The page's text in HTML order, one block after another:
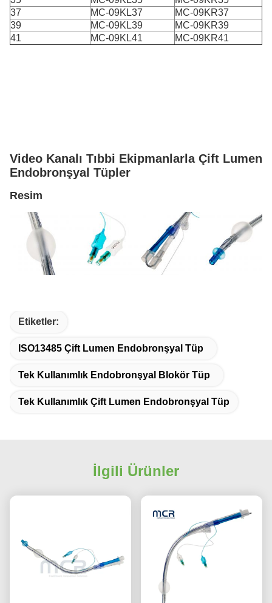
37
MC-09KL37
MC-09KR37
39
MC-09KL39
MC-09KR39
41
MC-09KL41 MC-09KR41
Video Kanalı Tıbbi Ekipmanlarla Çift Lumen
Endobronşyal Tüpler
Resim
Etiketler:
ISO13485 Çift Lumen Endobronşyal Tüp
Tek Kullanımlık Endobronşyal Blokör Tüp
Tek Kullanımlık Çift Lumen Endobronşyal Tüp
İlgili Ürünler